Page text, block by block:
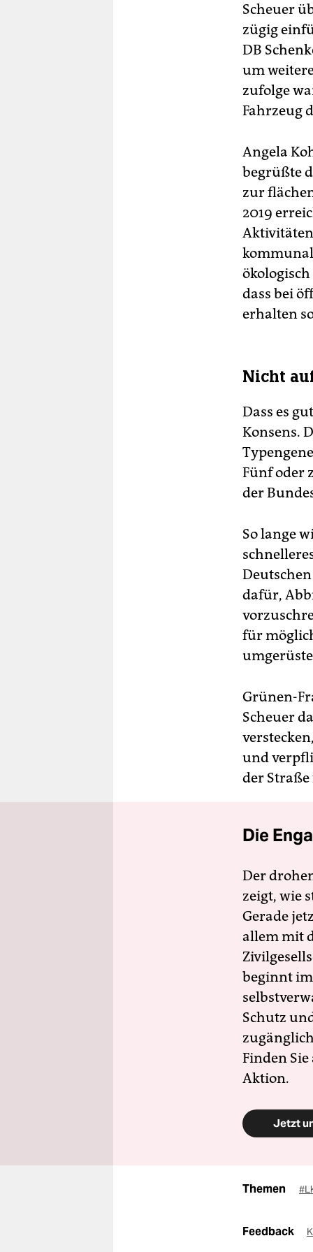
Scheuer
zügig
DB
um
zufolge
Fahrzeug
Angela
begrüßte
zur
2019
dass bei
erhalten
Nicht
Dass es
Konsens.
Fünf oder
der
So lange
dafür,
für
Grünen-
Scheuer
und
der
Die
Der
zeigt, wie
Gerade
allem mit
beginnt
Schutz
Finden
Aktion.
Jetzt
Themen
Feedback